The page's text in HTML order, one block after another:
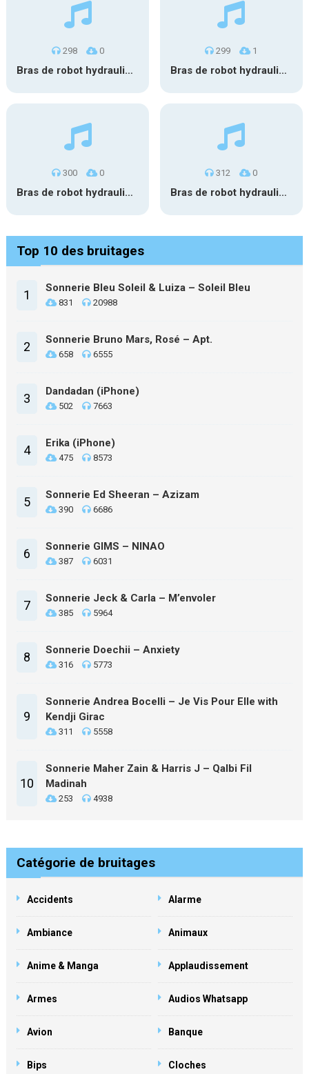
298 0
Bras de robot hydraulique 7
299 1
Bras de robot hydraulique 6
300 0
Bras de robot hydraulique 5
312 0
Bras de robot hydraulique 4
Top 10 des bruitages
1 Sonnerie Bleu Soleil & Luiza – Soleil Bleu
831 20988
2 Sonnerie Bruno Mars, Rosé – Apt.
658 6555
3 Dandadan (iPhone)
502 7663
4 Erika (iPhone)
475 8573
5 Sonnerie Ed Sheeran – Azizam
390 6686
6 Sonnerie GIMS – NINAO
387 6031
7 Sonnerie Jeck & Carla – M’envoler
385 5964
8 Sonnerie Doechii – Anxiety
316 5773
9
Sonnerie Andrea Bocelli – Je Vis Pour Elle with
Kendji Girac
311 5558
10
Sonnerie Maher Zain & Harris J – Qalbi Fil
Madinah
253 4938
Catégorie de bruitages
Accidents Alarme
Ambiance Animaux
Anime & Manga Applaudissement
Armes Audios Whatsapp
Avion Banque
Bips Cloches